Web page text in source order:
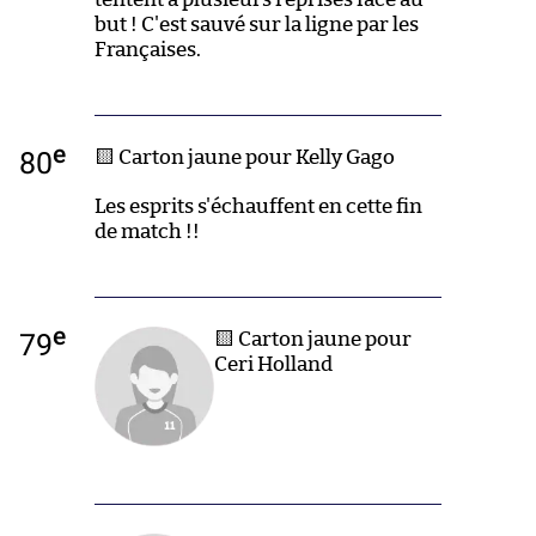
but ! C'est sauvé sur la ligne par les
Françaises.
80e 🟨 Carton jaune pour Kelly Gago
Les esprits s'échauffent en cette fin
de match !!
79e
🟨 Carton jaune pour
Ceri Holland